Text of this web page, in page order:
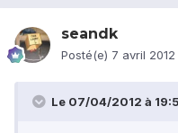
seandk
Posté(e) 7 avril 2012
Le 07/04/2012 à